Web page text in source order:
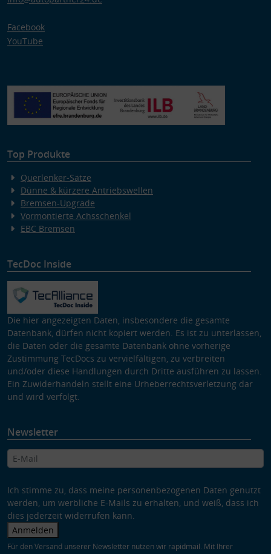
Facebook
YouTube
Top Produkte
Querlenker-Sätze
Dünne & kürzere Antriebswellen
Bremsen-Upgrade
Vormontierte Achsschenkel
EBC Bremsen
TecDoc Inside
Die hier angezeigten Daten, insbesondere die gesamte
Datenbank, dürfen nicht kopiert werden. Es ist zu unterlassen,
die Daten oder die gesamte Datenbank ohne vorherige
Zustimmung TecDocs zu vervielfältigen, zu verbreiten
und/oder diese Handlungen durch Dritte ausführen zu lassen.
Ein Zuwiderhandeln stellt eine Urheberrechtsverletzung dar
und wird verfolgt.
Newsletter
Ich stimme zu, dass meine personenbezogenen Daten genutzt
werden, um werbliche E-Mails zu erhalten, und weiß, dass ich
dies jederzeit widerrufen kann.
Anmelden
Für den Versand unserer Newsletter nutzen wir rapidmail. Mit Ihrer